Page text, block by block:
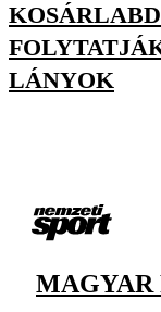
LÁNYOK
MAGYAR